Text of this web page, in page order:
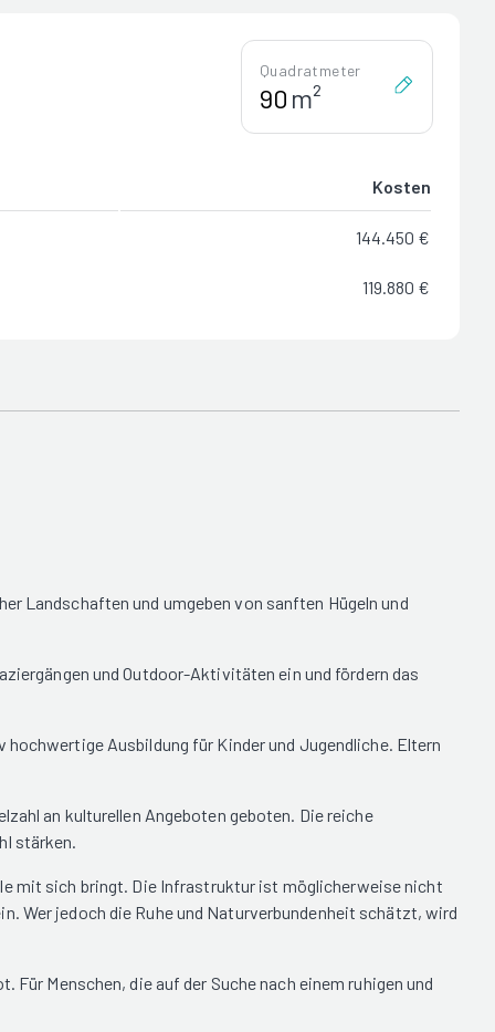
Quadratmeter
m²
Kosten
144.450 €
119.880 €
Landschaften und umgeben von sanften Hügeln und
und Outdoor-Aktivitäten ein und fördern das
Ausbildung für Kinder und Jugendliche. Eltern
an kulturellen Angeboten geboten. Die reiche
stärken.
mit sich bringt. Die Infrastruktur ist möglicherweise nicht
Wer jedoch die Ruhe und Naturverbundenheit schätzt, wird
Menschen, die auf der Suche nach einem ruhigen und